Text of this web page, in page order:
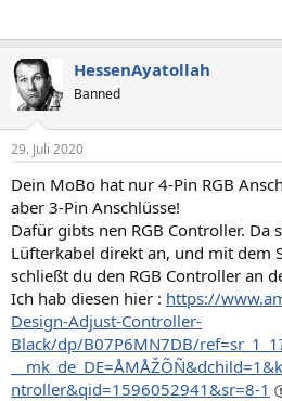
HessenAyatollah
Banned
29. Juli 2020
Dein MoBo hat nur 4-Pin RGB
aber 3-Pin Anschlüsse!
Dafür gibts nen RGB Controller. Da
Lüfterkabel direkt an, und mit dem
schließt du den RGB Controller an
Ich hab diesen hier : https://
Design-Adjust-Controller-
Black/dp/B07P6MN7DB/
ntroller&qid=1596052941&sr=8-1